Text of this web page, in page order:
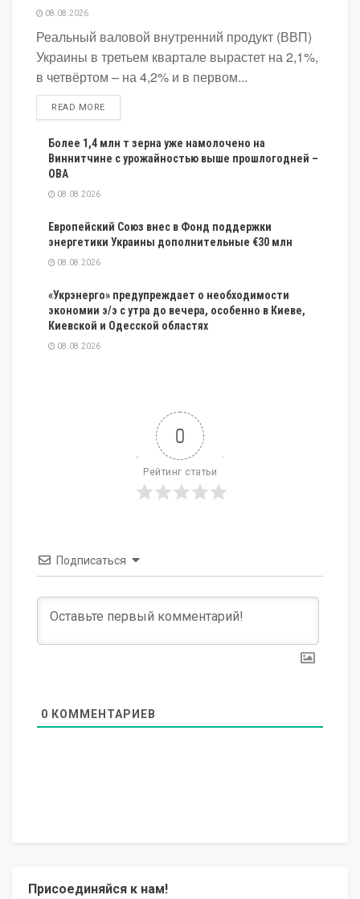
08.08.2026
Реальный валовой внутренний продукт (ВВП)
Украины в третьем квартале вырастет на 2,1%,
в четвёртом – на 4,2% и в первом...
READ MOREDETAILS
Более 1,4 млн т зерна уже намолочено на
Виннитчине с урожайностью выше прошлогодней –
ОВА
08.08.2026
Европейский Союз внес в Фонд поддержки
энергетики Украины дополнительные €30 млн
08.08.2026
«Укрэнерго» предупреждает о необходимости
экономии э/э с утра до вечера, особенно в Киеве,
Киевской и Одесской областях
08.08.2026
0
Рейтинг статьи
Подписаться
0 КОММЕНТАРИЕВ
Присоединяйся к нам!